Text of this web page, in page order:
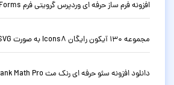
افزونه فرم ساز حرفه ای وردپرس گرویتی فرم Gravity Forms نسخه 3.0.1
مجموعه 130 آیکون رایگان Icons8 به صورت SVG